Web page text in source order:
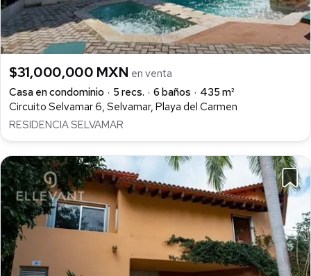
$31,000,000 MXN en venta
Casa en condominio
5 recs. 6 baños
435 m²
Circuito Selvamar 6, Selvamar, Playa del Carmen
RESIDENCIA SELVAMAR